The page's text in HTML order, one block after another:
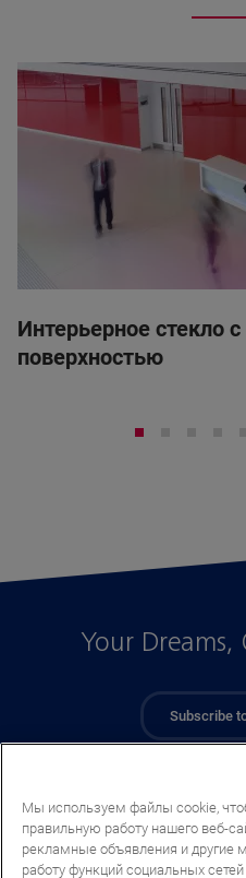
Интерьерное стекло
поверхностью
Your Dreams,
Subscribe
Мы используем файлы cookie,
правильную работу нашего веб-
рекламные объявления и другие
работу функций социальных